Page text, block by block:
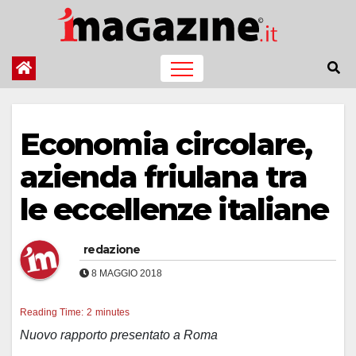
contenuto
Economia circolare,
azienda friulana tra
le eccellenze italiane
redazione
8 MAGGIO 2018
Reading Time: 2 minutes
Nuovo rapporto presentato a Roma